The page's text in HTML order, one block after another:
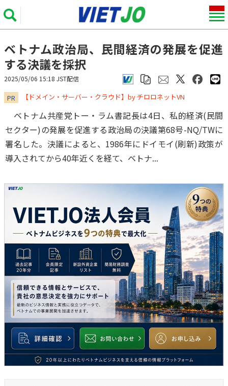
ベトナム政治局、民間経済の発展を促進
する決議を採択
2025/05/06 15:18 JST配信
PR ​​​​​​​【ドメイン・サーバー・クラウド】by チロロネットVN
ベトナム共産党トー・ラム書記長は4日、私的経済(民間
セクター)の発展を促進する政治局の決議第68号-NQ/TWに
署名した。決議によると、1986年にドイモイ(刷新)政策が
導入されてから40年近くを経て、ベトナ...